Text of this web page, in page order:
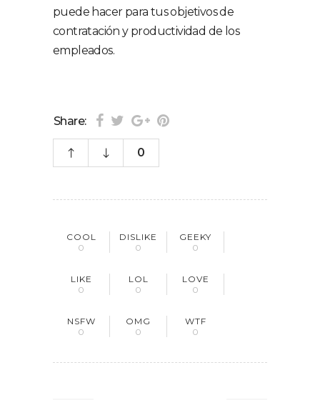
puede hacer para tus objetivos de
contratación y productividad de los
empleados.
Share:
0
COOL
0
DISLIKE
0
GEEKY
0
LIKE
0
LOL
0
LOVE
0
NSFW
0
OMG
0
WTF
0